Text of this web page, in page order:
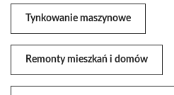
Tynkowanie maszynowe
Remonty mieszkań i domów